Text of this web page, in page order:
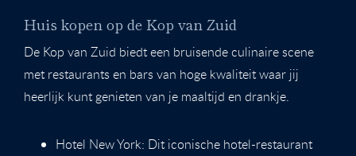
Huis kopen op de Kop van Zuid
De Kop van Zuid biedt een bruisende culinaire scene
met restaurants en bars van hoge kwaliteit waar jij
heerlijk kunt genieten van je maaltijd en drankje.
Hotel New York: Dit iconische hotel-restaurant